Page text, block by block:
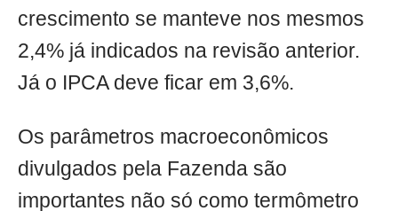
crescimento se manteve nos mesmos
2,4% já indicados na revisão anterior.
Já o IPCA deve ficar em 3,6%.
Os parâmetros macroeconômicos
divulgados pela Fazenda são
importantes não só como termômetro